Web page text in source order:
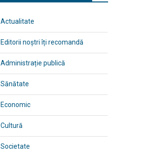
Actualitate
Editorii noștri îți recomandă
Administrație publică
Sănătate
Economic
Cultură
Societate